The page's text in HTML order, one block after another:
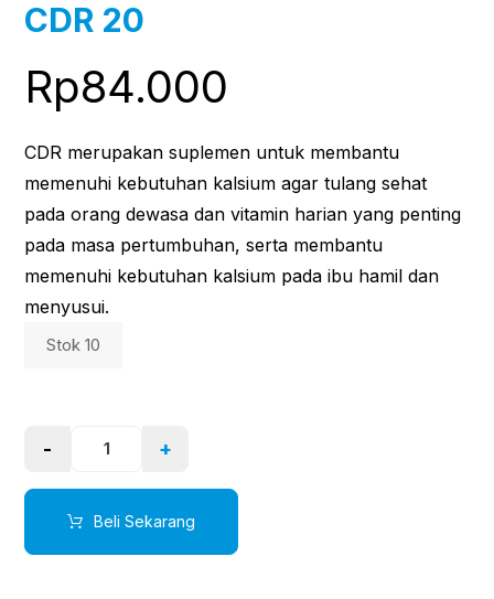
CDR 20
Rp84.000
CDR merupakan suplemen untuk membantu
memenuhi kebutuhan kalsium agar tulang sehat
pada orang dewasa dan vitamin harian yang penting
pada masa pertumbuhan, serta membantu
memenuhi kebutuhan kalsium pada ibu hamil dan
menyusui.
Stok 10
- +
Beli Sekarang